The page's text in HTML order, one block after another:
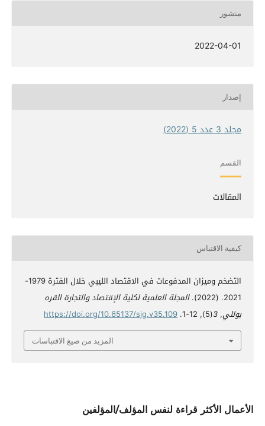
منشور
2022-04-01
إصدار
مجلد 3 عدد 5 (2022)
القسم
المقالات
كيفية الاقتباس
التضخم وميزان المدفوعات في الاقتصاد الليبي خلال الفترة 1979-
2021. (2022).
المجلة العلمية لكلية الإقتصاد والتجارة القره
بوللي,
3
(5), 12-1.
https://doi.org/10.65137/sjg.v35.109
المزيد من صيغ الاقتباسات
الأعمال الأكثر قراءة لنفس المؤلف/المؤلفين